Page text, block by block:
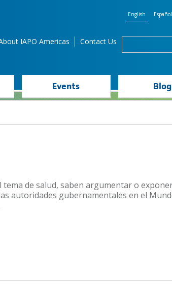
English Español
IAPO Americas Contact Us
Events Blog
de salud, saben argumentar o
autoridades gubernamentales en el